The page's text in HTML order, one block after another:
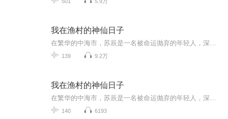
我在渔村的神仙日子
139 9.2万
我在渔村的神仙日子
140 6193